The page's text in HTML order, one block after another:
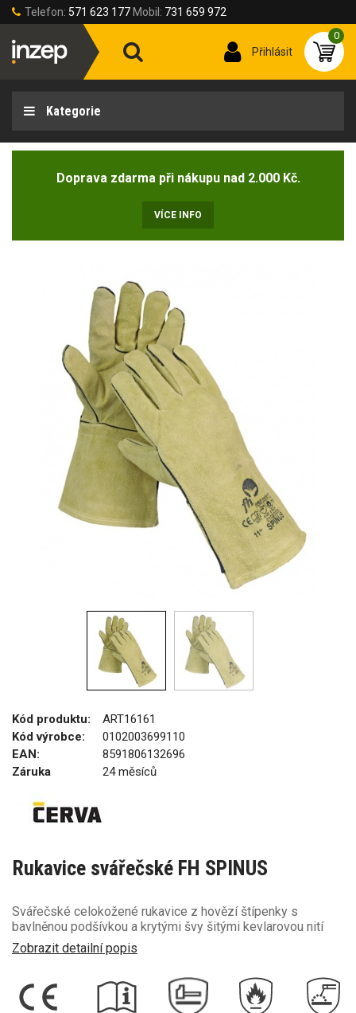
Telefon: 571 623 177 Mobil: 731 659 972
Přihlásit
0
Kategorie
Doprava zdarma při nákupu nad 2.000 Kč.
VÍCE INFO
Kód produktu:
ART16161
Kód výrobce:
0102003699110
EAN:
8591806132696
Záruka
24 měsíců
Rukavice svářečské FH SPINUS
Svářečské celokožené rukavice z hovězí štípenky s
bavlněnou podšívkou a krytými švy šitými kevlarovou nití
Zobrazit detailní popis